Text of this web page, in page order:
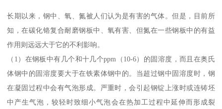
长期以来，钢中、氧、氮被人们认为是有害的气体。但是，目前所
知，在碳化铬复合耐磨钢板中、氧有害、但氮在一些钢板中的有益
作用则远远大于它的不利影响。
（1）在钢板中有几个和十几个ppm（10-6）的固溶度，而且在奥氏
体钢中的固溶度要大于在铁素体钢中的。当超过钢中固溶度时，钢
在凝固过程中会有气泡形成。严重时，会引起钢锭上涨时或连铸坯
中产生气泡，较轻时致细小气泡会在热加工过程中延伸而形成裂